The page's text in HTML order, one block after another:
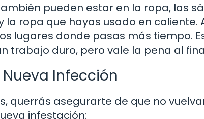
pueden estar en la ropa, las
ropa que hayas usado en caliente.
lugares donde pasas más tiempo.
trabajo duro, pero vale la pena al
Infección
querrás asegurarte de que no
infestación: